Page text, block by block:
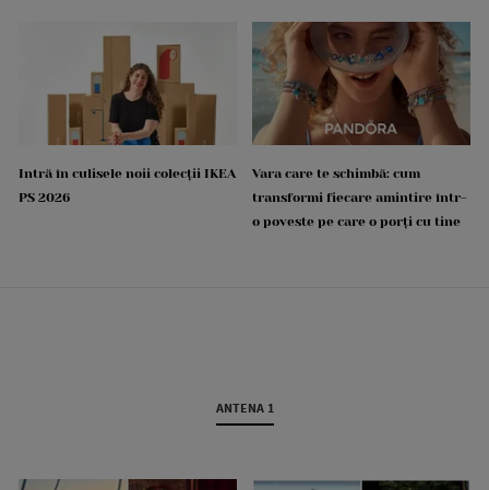
Intră în culisele noii colecții IKEA
PS 2026
Vara care te schimbă: cum
transformi fiecare amintire într-
o poveste pe care o porți cu tine
ANTENA 1